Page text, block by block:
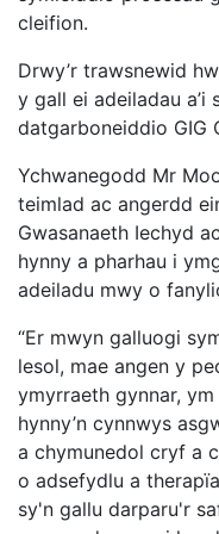
cleifion.
Drwy’r trawsnewid
y gall ei adeiladau
datgarboneiddio GIG
Ychwanegodd Mr
teimlad ac angerdd
Gwasanaeth Iechyd
hynny a pharhau i
adeiladu mwy o
“Er mwyn galluogi
lesol, mae angen y
ymyrraeth gynnar,
hynny’n cynnwys
a chymunedol cryf a
o adsefydlu a
sy'n gallu darparu'r